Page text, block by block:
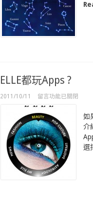
界
代
表〉
中
ELLE都玩Apps ?
2011/10/11
在
〈ELLE
都
玩
Apps
?〉
中
留言功能已關閉
如
介
選